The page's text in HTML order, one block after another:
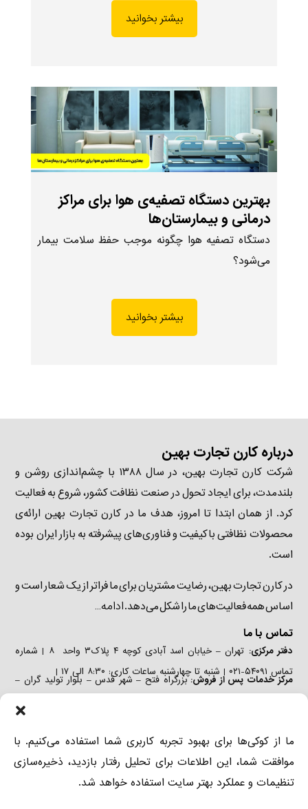
ما از کوکی‌ها برای بهبود تجربه کاربری شما استفاده می‌کنیم. با
موافقت شما، این اطلاعات برای تحلیل رفتار بازدید، ذخیره‌سازی
تنظیمات و عملکرد بهتر سایت استفاده خواهد شد.
بیشتر بخوانید
بهترین دستگاه تصفیه‌ی هوا برای مراکز
درمانی و بیمارستان‌ها
دستگاه تصفیه هوا چگونه موجب حفظ سلامت بیمار
می‌شود؟
بیشتر بخوانید
درباره کارن تجارت بهین
شرکت کارن تجارت بهین، در سال ۱۳۸۸ با چشم‌اندازی روشن و
بلندمدت، برای ایجاد تحول در صنعت نظافت کشور، شروع به فعالیت
کرد. از همان ابتدا تا امروز، هدف ما در کارن تجارت بهین ارائه‌ی
محصولات نظافتی باکیفیت و فناوری‌های پیشرفته به بازار ایران بوده
است.
در کارن تجارت بهین، رضایت مشتریان برای ما فراتر از یک شعار است و
اساس همه فعالیت‌های ما را شکل می‌دهد.ادامه…
تماس با ما
دفتر مرکزی:
تهران – خیابان اسد آبادی کوچه ۴ پلاک۳ واحد ۸ | شماره
تماس ۵۴۰۹۱-۰۲۱ | شنبه تا چهارشنبه ساعات کاری: ۸:۳۰ الی ۱۷ |
مرکز خدمات پس از فروش:بزرگراه فتح – شهر قدس – بلوار تولید گران –
تماس ۵۴۰۹۱-۰۲۱ ٫ ۲-۸۸۹۷۳۶۸۱-۰۲۱ | شنبه تا چهارشنبه ساعات کاری:
۸:۳۰ الی ۱۷ |